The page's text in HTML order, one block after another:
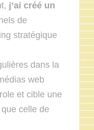
j’ai créé un
de
stratégique
dans la
web
et cible une
celle de